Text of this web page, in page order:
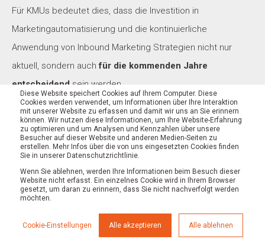
Diese Website speichert Cookies auf Ihrem Computer. Diese
Cookies werden verwendet, um Informationen über Ihre Interaktion
mit unserer Website zu erfassen und damit wir uns an Sie erinnern
können. Wir nutzen diese Informationen, um Ihre Website-Erfahrung
zu optimieren und um Analysen und Kennzahlen über unsere
Besucher auf dieser Website und anderen Medien-Seiten zu
erstellen. Mehr Infos über die von uns eingesetzten Cookies finden
Sie in unserer Datenschutzrichtlinie.
Wenn Sie ablehnen, werden Ihre Informationen beim Besuch dieser
Website nicht erfasst. Ein einzelnes Cookie wird in Ihrem Browser
gesetzt, um daran zu erinnern, dass Sie nicht nachverfolgt werden
möchten.
Cookie-Einstellungen Alle akzeptieren Alle ablehnen
Für KMUs bedeutet dies, dass die Investition in
Marketingautomatisierung und die kontinuierliche
Anwendung von Inbound Marketing Strategien nicht nur
aktuell, sondern auchfür die kommenden Jahre
entscheidend sein werden.